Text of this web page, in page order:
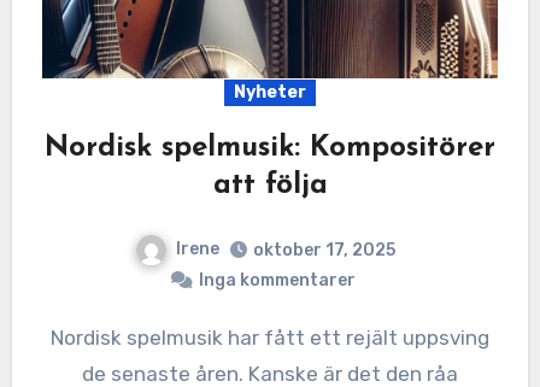
Nyheter
Nordisk spelmusik: Kompositörer
att följa
Irene
oktober 17, 2025
Inga kommentarer
Nordisk spelmusik har fått ett rejält uppsving
de senaste åren. Kanske är det den råa